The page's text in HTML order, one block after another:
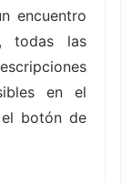
encuentro
todas las
en el
botón de